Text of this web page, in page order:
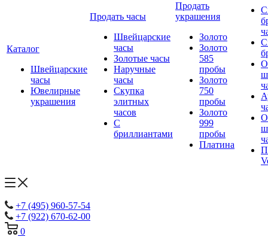
Каталог
Швейцарские
часы
Ювелирные
украшения
Продать часы
Швейцарские
часы
Золотые часы
Наручные
часы
Скупка
элитных
часов
С
бриллиантами
Продать
украшения
Золото
Золото
585
пробы
Золото
750
пробы
Золото
999
пробы
Платина
+7 (495) 960-57-54
+7 (922) 670-62-00
0